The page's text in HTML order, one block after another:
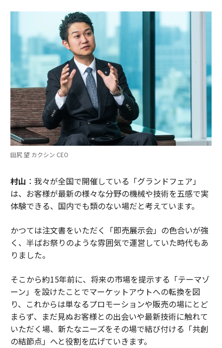
田尻 望 カクシン CEO
村山 ：我々が全国で開催している「グランドフェア」
は、お客様が最新の様々な分野の機械や技術を五感で実
体験できる、国内でも類のない場だと考えています。
かつては注文書をいただく「即売展示会」の色合いが強
く、半ばお祭りのような雰囲気で運営していた時代もあ
りました。
そこから約15年前に、将来の市場を提示する「テーマゾ
ーン」を設けたことでマーケットアウトへの転換を図
り、これからは単なるプロモーションや販売の場にとど
まらず、まだ見ぬお客様との出会いや最新技術に触れて
いただく場、新たなニーズをその場で結び付ける「共創
の結節点」へと役割を広げていきます。